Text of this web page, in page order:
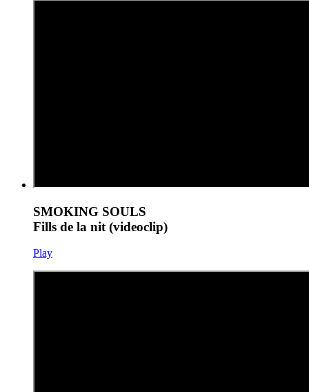
SMOKING SOULS
Fills de la nit (videoclip)
Play